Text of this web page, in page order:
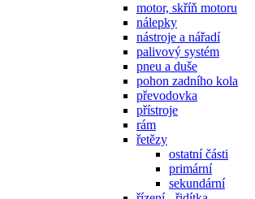
motor, skříň motoru
nálepky
nástroje a nářadí
palivový systém
pneu a duše
pohon zadního kola
převodovka
přístroje
rám
řetězy
ostatní části
primární
sekundární